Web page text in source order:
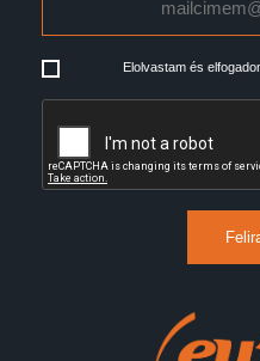
Elolvastam és